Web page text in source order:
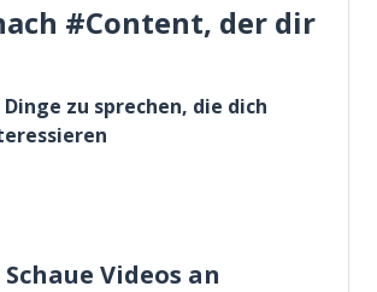
#Content, der dir
zu sprechen, die dich
Schaue Videos an